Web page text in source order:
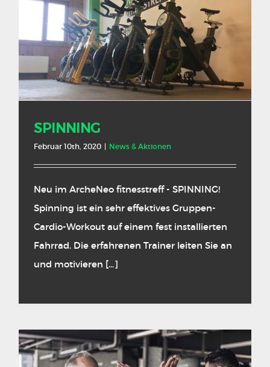
SPINNING
Februar 10th, 2020 | News & Aktionen
Neu im ArcheNeo fitnesstreff - SPINNING!
Spinning ist ein sehr effektives Gruppen-
Cardio-Workout auf einem fest installierten
Fahrrad. Die erfahrenen Trainer leiten Sie an
und motivieren [...]